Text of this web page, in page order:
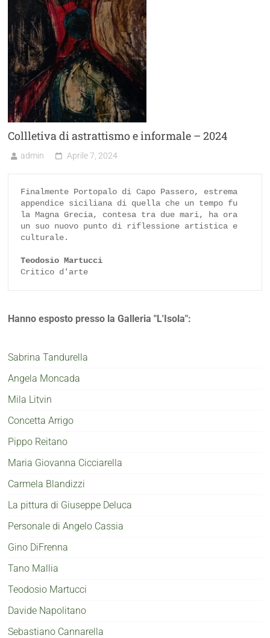
Collletiva di astrattismo e informale – 2024
admin Aprile 7, 2024
Finalmente Portopalo di Capo Passero, estrema
appendice siciliana di quella che un tempo fu
la Magna Grecia, contesa tra due mari, ha ora
un suo nuovo punto di riflessione artistica e
culturale.
Teodosio Martucci
Critico d'arte
Hanno esposto presso la Galleria "L'Isola":
Sabrina Tandurella
Angela Moncada
Mila Litvin
Concetta Arrigo
Pippo Reitano
Maria Giovanna Cicciarella
Carmela Blandizzi
La pittura di Giuseppe Deluca
Personale di Angelo Cassia
Gino DiFrenna
Tano Mallia
Teodosio Martucci
Davide Napolitano
Sebastiano Cannarella